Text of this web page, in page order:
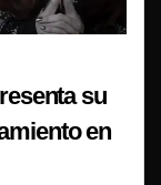
su
en